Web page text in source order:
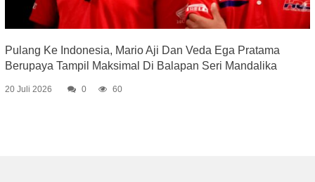
Pulang Ke Indonesia, Mario Aji Dan Veda Ega Pratama
Berupaya Tampil Maksimal Di Balapan Seri Mandalika
20 Juli 2026 0 60